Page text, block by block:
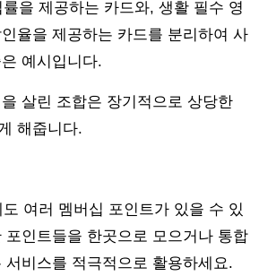
을 제공하는 카드와, 생활 필수 영
율을 제공하는 카드를 분리하여 사
예시입니다.
살린 조합은 장기적으로 상당한
해줍니다.
여러 멤버십 포인트가 있을 수 있
포인트들을 한곳으로 모으거나 통합
서비스를 적극적으로 활용하세요.